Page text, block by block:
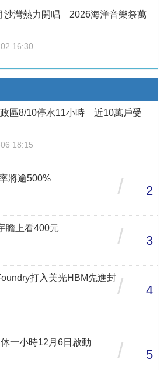
沙灣熱力開唱 2026海洋音樂祭萬
16:30
區8/10停水11小時 近10萬戶受
18:15
將逾500%
/ 2
瞻上看400元
/ 3
打入美光HBM先進封/ 4
一小時12月6日啟動
/ 5